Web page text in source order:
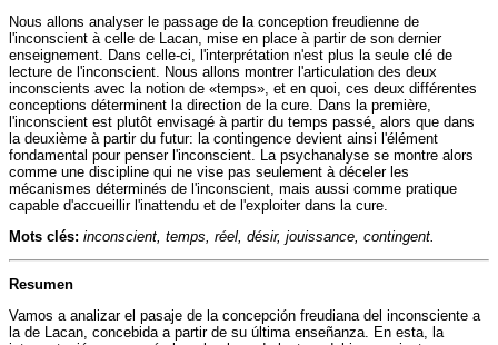
Nous allons analyser le passage de la conception freudienne de
l'inconscient à celle de Lacan, mise en place à partir de son dernier
enseignement. Dans celle-ci, l'interprétation n'est plus la seule clé de
lecture de l'inconscient. Nous allons montrer l'articulation des deux
inconscients avec la notion de «temps», et en quoi, ces deux différentes
conceptions déterminent la direction de la cure. Dans la première,
l'inconscient est plutôt envisagé à partir du temps passé, alors que dans
la deuxième à partir du futur: la contingence devient ainsi l'élément
fondamental pour penser l'inconscient. La psychanalyse se montre alors
comme une discipline qui ne vise pas seulement à déceler les
mécanismes déterminés de l'inconscient, mais aussi comme pratique
capable d'accueillir l'inattendu et de l'exploiter dans la cure.
Mots clés: inconscient, temps, réel, désir, jouissance, contingent.
Resumen
Vamos a analizar el pasaje de la concepción freudiana del inconsciente a
la de Lacan, concebida a partir de su última enseñanza. En esta, la